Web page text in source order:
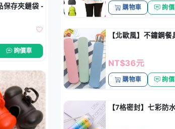
購物車 詢
【北歐風】不鏽鋼
NT$36元
購物車 詢
【7格密封】七彩防
保存夾鏈袋 - 防潮防漏零食密封袋
詢價車